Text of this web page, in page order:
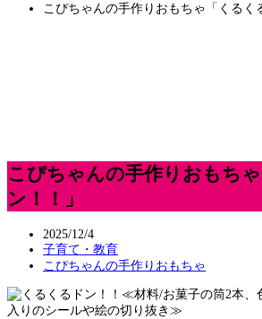
こぴちゃんの手作りおもちゃ「くるく
こぴちゃんの手作りおもち
ン！！」
2025/12/4
子育て・教育
こぴちゃんの手作りおもちゃ
≪材料/お菓子の筒2本、
入りのシールや絵の切り抜き≫